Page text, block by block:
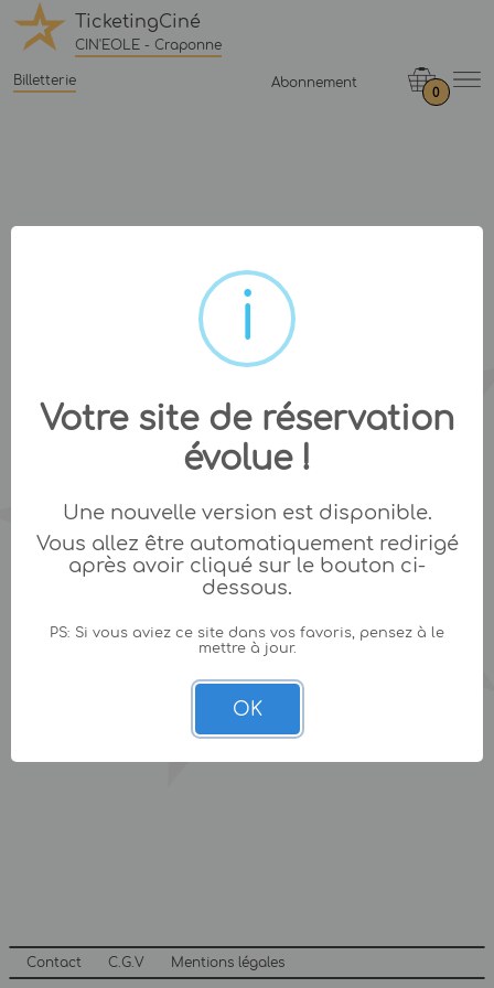
TicketingCiné
CIN'EOLE - Craponne
Billetterie Abonnement
0
Contact C.G.V Mentions légales
Votre site de réservation
évolue !
Une nouvelle version est disponible.
Vous allez être automatiquement redirigé
après avoir cliqué sur le bouton ci-
dessous.
PS: Si vous aviez ce site dans vos favoris, pensez à le
mettre à jour.
OK